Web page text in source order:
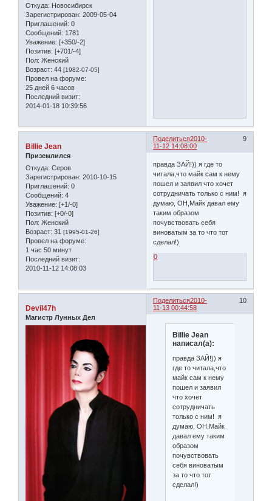
Откуда: Новосибирск
Зарегистрирован: 2009-05-04
Приглашений: 0
Сообщений: 1781
Уважение: [+350/-2]
Позитив: [+701/-4]
Пол: Женский
Возраст: 44 [1982-07-05]
Провел на форуме:
25 дней 6 часов
Последний визит:
2014-01-18 10:39:56
Поделиться 9
2010-
11-12 14:08:00
Billie Jean
Приземлился
Откуда: Серов
Зарегистрирован: 2010-10-15
Приглашений: 0
Сообщений: 4
Уважение: [+1/-0]
Позитив: [+0/-0]
Пол: Женский
Возраст: 31 [1995-01-26]
Провел на форуме:
1 час 50 минут
Последний визит:
2010-11-12 14:08:03
правда ЗАЙ!)) я где то
читала,что майк сам к нему
пошел и заявил что хочет
сотрудничать только с ним! я
думаю, ОН,Майк давал ему
таким образом
почувствовать себя
виноватым за то что тот
сделал!)
0
Поделиться 10
2010-
11-13 00:44:58
Devil47h
Магистр Лунных Дел
Billie Jean
написал(а):
правда ЗАЙ!)) я
где то читала,что
майк сам к нему
пошел и заявил
что хочет
сотрудничать
только с ним! я
думаю, ОН,Майк
давал ему таким
образом
почувствовать
себя виноватым
за то что тот
сделал!)